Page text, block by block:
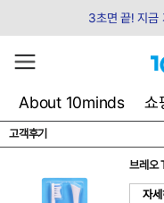
3초면 끝! 지금
About 10minds 쇼
고객후기
브레오
자세